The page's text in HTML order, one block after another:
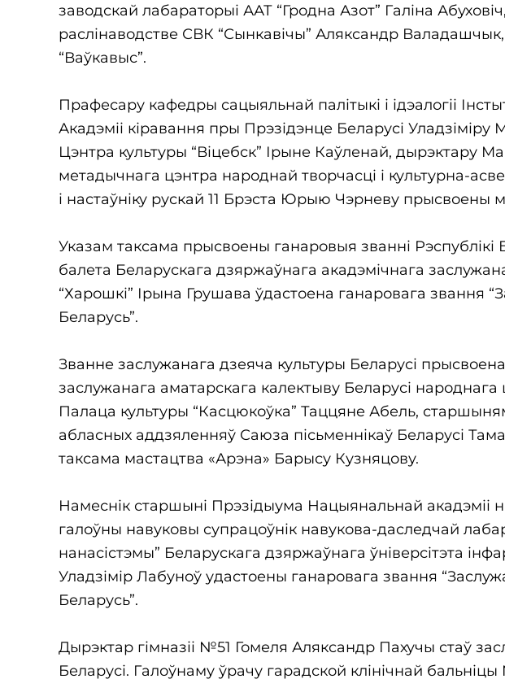
заводскай лабараторыі ААТ “Гродна Азот” Галіна
раслінаводстве СВК “Сынкавічы” Аляксандр
“Ваўкавыс”.
Прафесару кафедры сацыяльнай палітыкі і ідэалогіі
Акадэміі кіравання пры Прэзідэнце Беларусі
Цэнтра культуры “Віцебск” Ірыне Каўленай, дырэктару
метадычнага цэнтра народнай творчасці і культурна-
і настаўніку рускай 11 Брэста Юрыю Чэрневу
Указам таксама прысвоены ганаровыя званні Рэспублікі
балета Беларускага дзяржаўнага акадэмічнага
“Харошкі” Ірына Грушава ўдастоена ганаровага звання
Беларусь”.
Званне заслужанага дзеяча культуры Беларусі
заслужанага аматарскага калектыву Беларусі
Палаца культуры “Касцюкоўка” Таццяне Абель,
абласных аддзяленняў Саюза пісьменнікаў Беларусі
таксама мастацтва «Арэна» Барысу Кузняцову.
Намеснік старшыні Прэзідыума Нацыянальнай акадэміі
галоўны навуковы супрацоўнік навукова-даследчай
нанасістэмы” Беларускага дзяржаўнага ўніверсітэта
Уладзімір Лабуноў удастоены ганаровага звання
Беларусь”.
Дырэктар гімназіі №51 Гомеля Аляксандр Пахучы стаў
Беларусі. Галоўнаму ўрачу гарадской клінічнай